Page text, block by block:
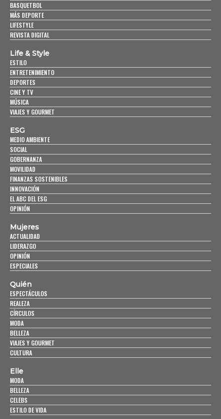
BASQUETBOL
MÁS DEPORTE
LIFESTYLE
REVISTA DIGITAL
Life & Style
ESTILO
ENTRETENIMIENTO
DEPORTES
CINE Y TV
MÚSICA
VIAJES Y GOURMET
ESG
MEDIO AMBIENTE
SOCIAL
GOBERNANZA
MOVILIDAD
FINANZAS SOSTENIBLES
INNOVACIÓN
EL ABC DEL ESG
OPINIÓN
Mujeres
ACTUALIDAD
LIDERAZGO
OPINIÓN
ESPECIALES
Quién
ESPECTÁCULOS
REALEZA
CÍRCULOS
MODA
BELLEZA
VIAJES Y GOURMET
CULTURA
Elle
MODA
BELLEZA
CELEBS
ESTILO DE VIDA